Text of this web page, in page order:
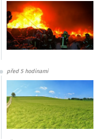
před 5 hodinami